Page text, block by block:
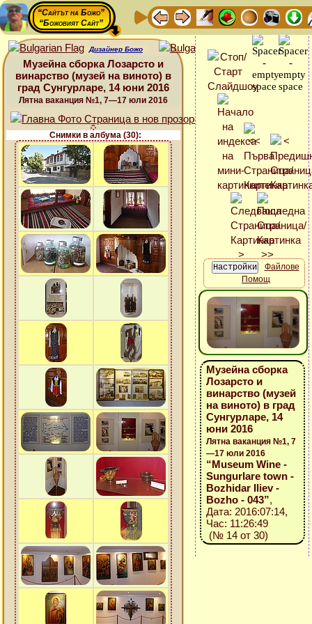
“Сайтът на Божо”
“Божовият Сайт”
Дизайнер Божо
Музейна сборка Лозарсто и
винарство (музей на виното) в
град Сунгурларе, 14 юни 2016
Лятна ваканция №1, 7—17 юли 2016
Снимки в албума (30):
Файлове
Помощ
Музейна сборка
Лозарсто и
винарство (музей
на виното) в град
Сунгурларе, 14
юни 2016
Лятна ваканция №1, 7
—17 юли 2016
“Museum Wine -
Sungurlare town -
Bozhidar Iliev -
Bozho - 043”,
Дата: 2016:07:14,
Час: 11:26:49
(№ 14 от 30)